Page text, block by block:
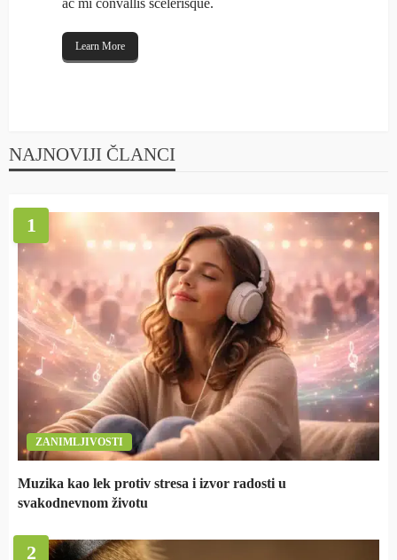
ac mi convallis scelerisque.
Learn More
NAJNOVIJI ČLANCI
1
ZANIMLJIVOSTI
Muzika kao lek protiv stresa i izvor radosti u
svakodnevnom životu
2